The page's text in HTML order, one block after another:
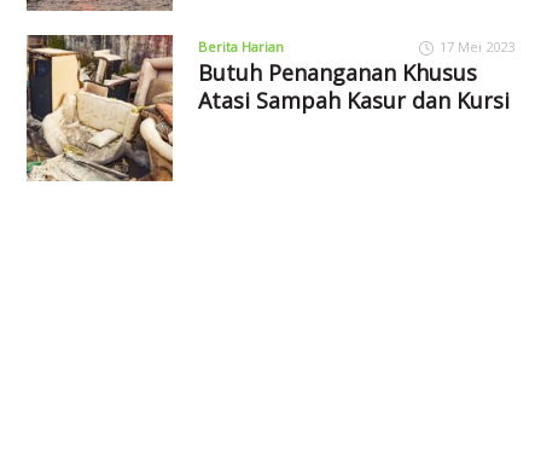
Berita Harian 17 Mei 2023
Butuh Penanganan Khusus
Atasi Sampah Kasur dan Kursi